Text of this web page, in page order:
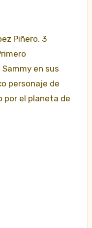
Piñero, 3
en sus
personaje de
por el planeta de